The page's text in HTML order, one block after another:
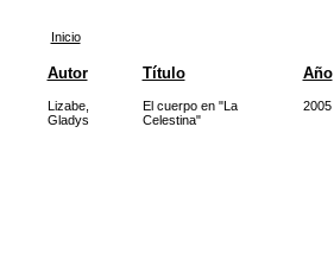
Inicio
Autor Título Año
Lizabe,
Gladys
El cuerpo en "La
Celestina"
2005